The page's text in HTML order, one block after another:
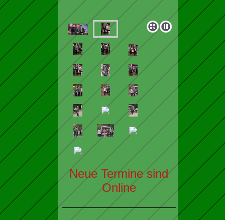
Neue Termine sind
Online